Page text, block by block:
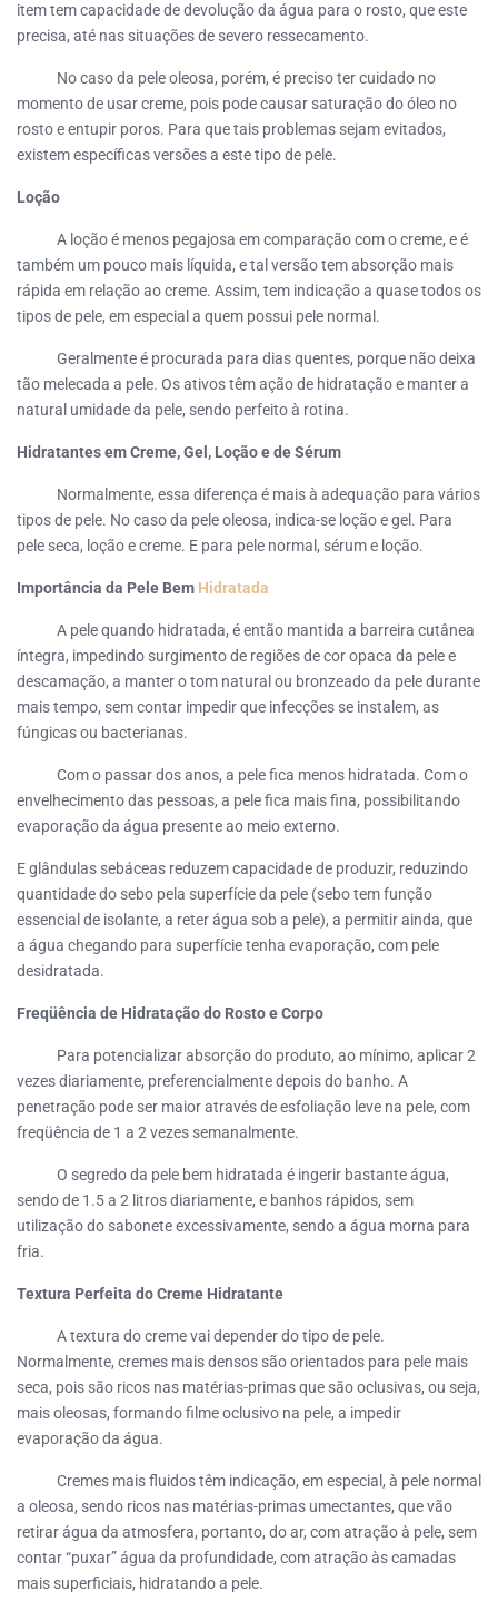
item tem capacidade de devolução da água para o rosto, que este
precisa, até nas situações de severo ressecamento.
No caso da pele oleosa, porém, é preciso ter cuidado no
momento de usar creme, pois pode causar saturação do óleo no
rosto e entupir poros. Para que tais problemas sejam evitados,
existem específicas versões a este tipo de pele.
Loção
A loção é menos pegajosa em comparação com o creme, e é
também um pouco mais líquida, e tal versão tem absorção mais
rápida em relação ao creme. Assim, tem indicação a quase todos os
tipos de pele, em especial a quem possui pele normal.
Geralmente é procurada para dias quentes, porque não deixa
tão melecada a pele. Os ativos têm ação de hidratação e manter a
natural umidade da pele, sendo perfeito à rotina.
Hidratantes em Creme, Gel, Loção e de Sérum
Normalmente, essa diferença é mais à adequação para vários
tipos de pele. No caso da pele oleosa, indica-se loção e gel. Para
pele seca, loção e creme. E para pele normal, sérum e loção.
Importância da Pele Bem Hidratada
A pele quando hidratada, é então mantida a barreira cutânea
íntegra, impedindo surgimento de regiões de cor opaca da pele e
descamação, a manter o tom natural ou bronzeado da pele durante
mais tempo, sem contar impedir que infecções se instalem, as
fúngicas ou bacterianas.
Com o passar dos anos, a pele fica menos hidratada. Com o
envelhecimento das pessoas, a pele fica mais fina, possibilitando
evaporação da água presente ao meio externo.
E glândulas sebáceas reduzem capacidade de produzir, reduzindo
quantidade do sebo pela superfície da pele (sebo tem função
essencial de isolante, a reter água sob a pele), a permitir ainda, que
a água chegando para superfície tenha evaporação, com pele
desidratada.
Freqüência de Hidratação do Rosto e Corpo
Para potencializar absorção do produto, ao mínimo, aplicar 2
vezes diariamente, preferencialmente depois do banho. A
penetração pode ser maior através de esfoliação leve na pele, com
freqüência de 1 a 2 vezes semanalmente.
O segredo da pele bem hidratada é ingerir bastante água,
sendo de 1.5 a 2 litros diariamente, e banhos rápidos, sem
utilização do sabonete excessivamente, sendo a água morna para
fria.
Textura Perfeita do Creme Hidratante
A textura do creme vai depender do tipo de pele.
Normalmente, cremes mais densos são orientados para pele mais
seca, pois são ricos nas matérias-primas que são oclusivas, ou seja,
mais oleosas, formando filme oclusivo na pele, a impedir
evaporação da água.
Cremes mais fluidos têm indicação, em especial, à pele normal
a oleosa, sendo ricos nas matérias-primas umectantes, que vão
retirar água da atmosfera, portanto, do ar, com atração à pele, sem
contar “puxar” água da profundidade, com atração às camadas
mais superficiais, hidratando a pele.